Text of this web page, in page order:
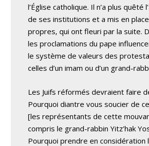
l’Église catholique. Il n’a plus quêté
de ses institutions et a mis en
propres, qui ont fleuri par la suite.
les proclamations du pape
le système de valeurs des
celles d’un imam ou d’un grand-
Les Juifs réformés devraient faire
Pourquoi diantre vous soucier de
[les représentants de cette
compris le grand-rabbin Yitz’hak
Pourquoi prendre en considération